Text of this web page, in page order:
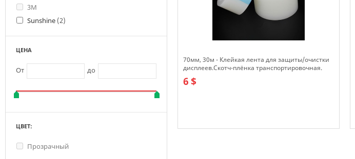
3М
Sunshine (2)
ЦЕНА
От до
ЦВЕТ:
Прозрачный
70мм, 30м - Клейкая лента для защиты/очистки
дисплеев.Скотч-плёнка транспортировочная.
6 $